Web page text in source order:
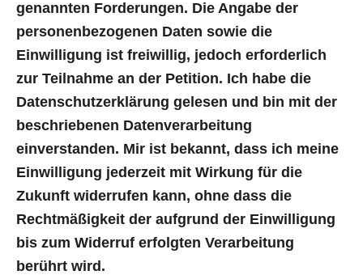
genannten Forderungen. Die Angabe der
personenbezogenen Daten sowie die
Einwilligung ist freiwillig, jedoch erforderlich
zur Teilnahme an der Petition. Ich habe die
Datenschutzerklärung gelesen und bin mit der
beschriebenen Datenverarbeitung
einverstanden. Mir ist bekannt, dass ich meine
Einwilligung jederzeit mit Wirkung für die
Zukunft widerrufen kann, ohne dass die
Rechtmäßigkeit der aufgrund der Einwilligung
bis zum Widerruf erfolgten Verarbeitung
berührt wird.